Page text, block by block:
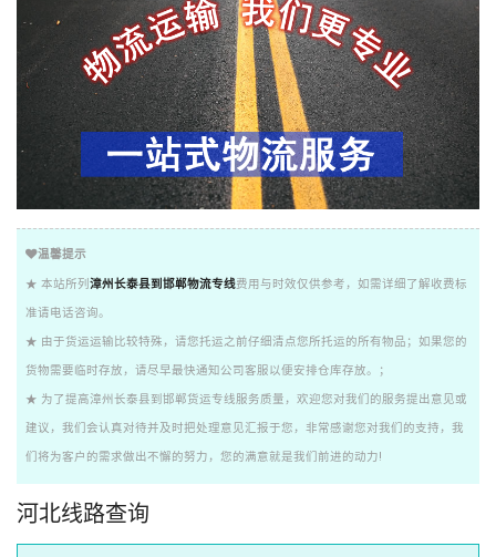
温馨提示
★ 本站所列 漳州长泰县到邯郸物流专线费用与时效仅供参考，如需详细了解收费标
准请电话咨询。
★ 由于货运运输比较特殊，请您托运之前仔细清点您所托运的所有物品；如果您的
货物需要临时存放，请尽早最快通知公司客服以便安排仓库存放。；
★ 为了提高漳州长泰县到邯郸货运专线服务质量，欢迎您对我们的服务提出意见或
建议，我们会认真对待并及时把处理意见汇报于您，非常感谢您对我们的支持，我
们将为客户的需求做出不懈的努力，您的满意就是我们前进的动力!
河北线路查询